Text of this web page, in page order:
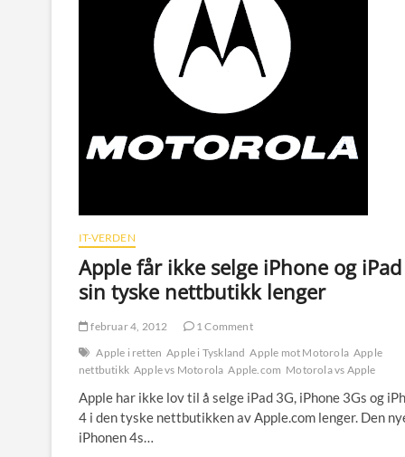
IT-VERDEN
Apple får ikke selge iPhone og
sin tyske nettbutikk lenger
februar 4, 2012
1 Comment
Apple i retten Apple i Tyskland Apple mot Motorola Apple
nettbutikk Apple vs Motorola Apple.com Motorola vs Apple
Apple har ikke lov til å selge iPad 3G, iPhone 3Gs og
4 i den tyske nettbutikken av Apple.com lenger. Den
iPhonen 4s…